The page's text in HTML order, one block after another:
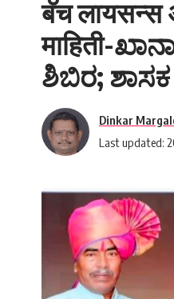
बॅच लायसन्स
माहिती-
ಶಿಬಿರ;
Last updated:
Dinkar